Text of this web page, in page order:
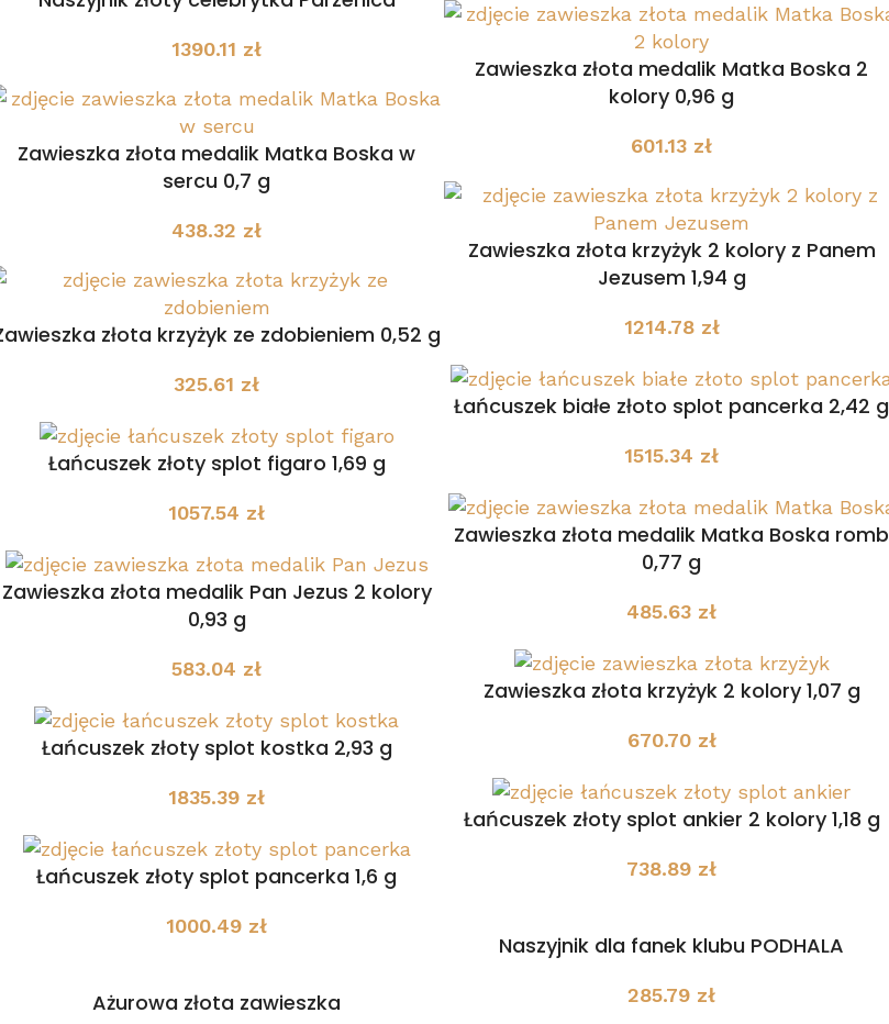
1390.11 zł
Zawieszka złota medalik Matka Boska 2
kolory 0,96 g
601.13 zł
Zawieszka złota medalik Matka Boska w
sercu 0,7 g
438.32 zł
Zawieszka złota krzyżyk 2 kolory z Panem
Jezusem 1,94 g
1214.78 zł
złota krzyżyk ze zdobieniem 0,52 g
325.61 zł
Łańcuszek białe złoto splot pancerka 2,42 g
1515.34 zł
Łańcuszek złoty splot figaro 1,69 g
1057.54 zł
Zawieszka złota medalik Matka Boska romb
0,77 g
485.63 zł
Zawieszka złota medalik Pan Jezus 2 kolory
0,93 g
583.04 zł
Zawieszka złota krzyżyk 2 kolory 1,07 g
670.70 zł
Łańcuszek złoty splot kostka 2,93 g
1835.39 zł
Łańcuszek złoty splot ankier 2 kolory 1,18 g
738.89 zł
Łańcuszek złoty splot pancerka 1,6 g
1000.49 zł
Naszyjnik dla fanek klubu PODHALA
285.79 zł
Ażurowa złota zawieszka